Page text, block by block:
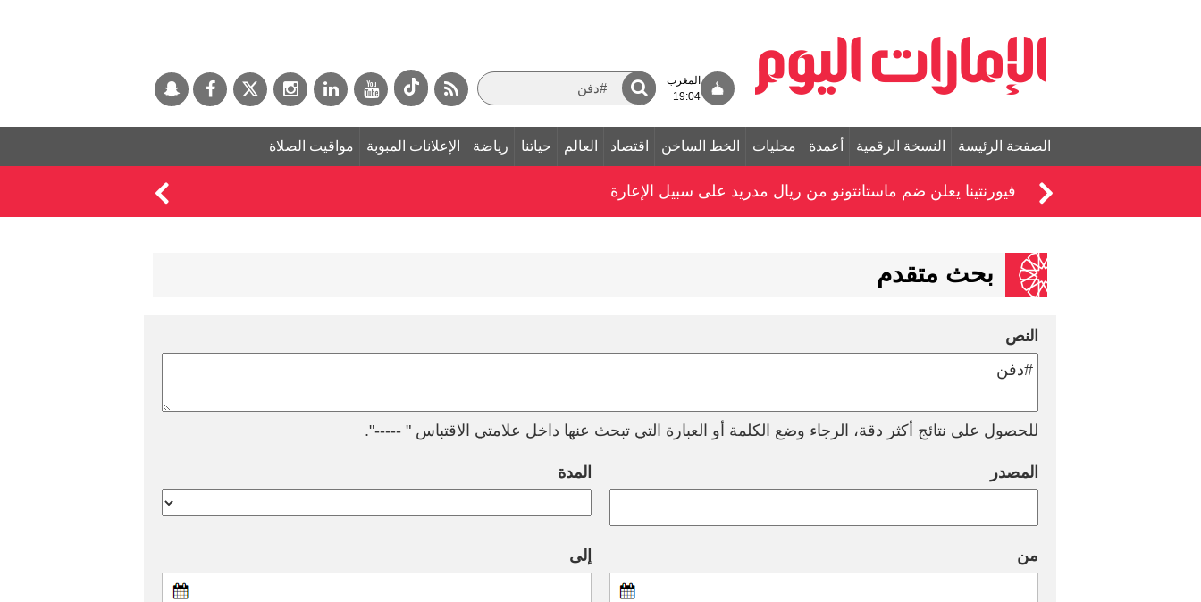
المغرب
19:04
الصفحة الرئيسة النسخة الرقمية أعمدة محليات الخط الساخن اقتصاد العالم حياتنا رياضة الإعلانات المبوبة مواقيت الصلاة
فيورنتينا يعلن ضم ماستانتونو من ريال مدريد على سبيل الإعارة
بحث متقدم
النص
للحصول على نتائج أكثر دقة، الرجاء وضع الكلمة أو العبارة التي تبحث عنها داخل علامتي الاقتباس " -----".
المصدر المدة
من إلى